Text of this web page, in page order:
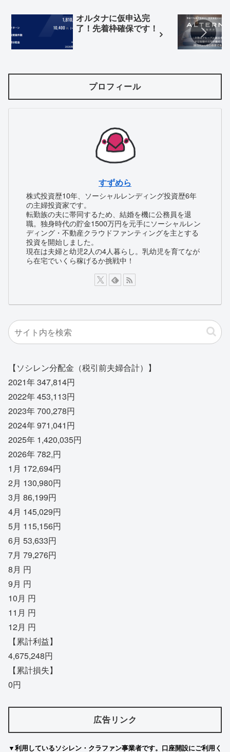
オルタナに仮申込完
了！先着枠確保です！
プロフィール
すずめら
株式投資歴10年、ソーシャルレンディング投資歴6年
の主婦投資家です。
転勤族の夫に帯同するため、結婚を機に公務員を退
職。独身時代の貯金1500万円を元手にソーシャルレン
ディング・不動産クラウドファンティングを主とする
投資を開始しました。
現在は夫婦と幼児2人の4人暮らし。乳幼児を育てなが
ら在宅でいくら稼げるか挑戦中！
【ソシレン分配金（税引前夫婦合計）】
2021年 347,814円
2022年 453,113円
2023年 700,278円
2024年 971,041円
2025年 1,420,035円
2026年 782,円
1月 172,694円
2月 130,980円
3月 86,199円
4月 145,029円
5月 115,156円
6月 53,633円
7月 79,276円
8月 円
9月 円
10月 円
11月 円
12月 円
【累計利益】
4,675,248円
【累計損失】
0円
広告リンク
▼利用しているソシレン・クラファン事業者です。口座開設にご利用く